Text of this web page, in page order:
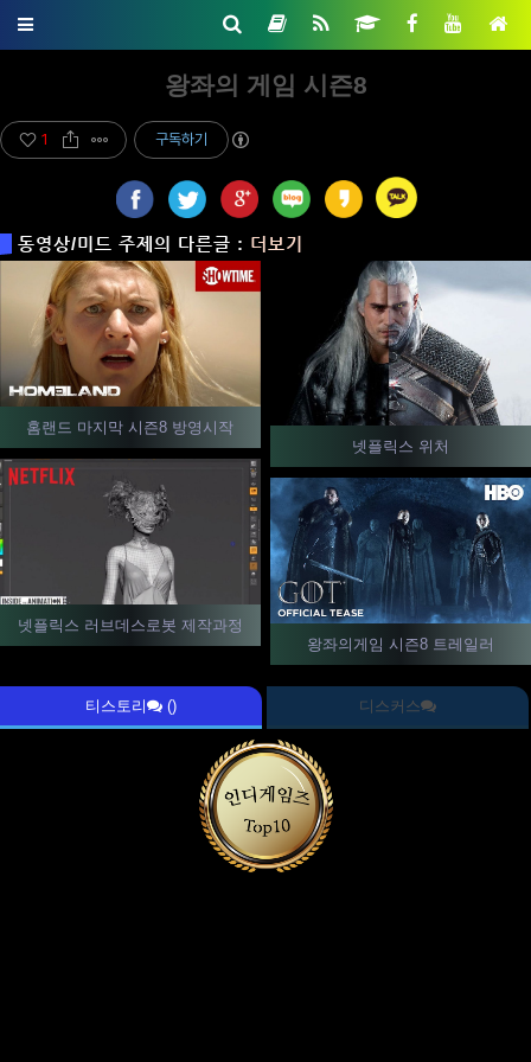
왕좌의 게임 시즌8
1 구독하기
동영상/미드 주제의 다른글 : 더보기
홈랜드 마지막 시즌8 방영시작
넷플릭스 위처
넷플릭스 러브데스로봇 제작과정
왕좌의게임 시즌8 트레일러
티스토리 () 디스커스